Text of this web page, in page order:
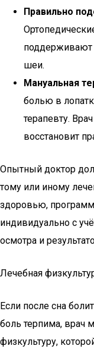
Правильно
поддерживают
шеи.
Мануальная
болью в
терапевту.
восстановит
Опытный доктор
тому или иному
здоровью,
индивидуально с
осмотра и
Лечебная
Если после сна
боль терпима, врач
физкультуру,